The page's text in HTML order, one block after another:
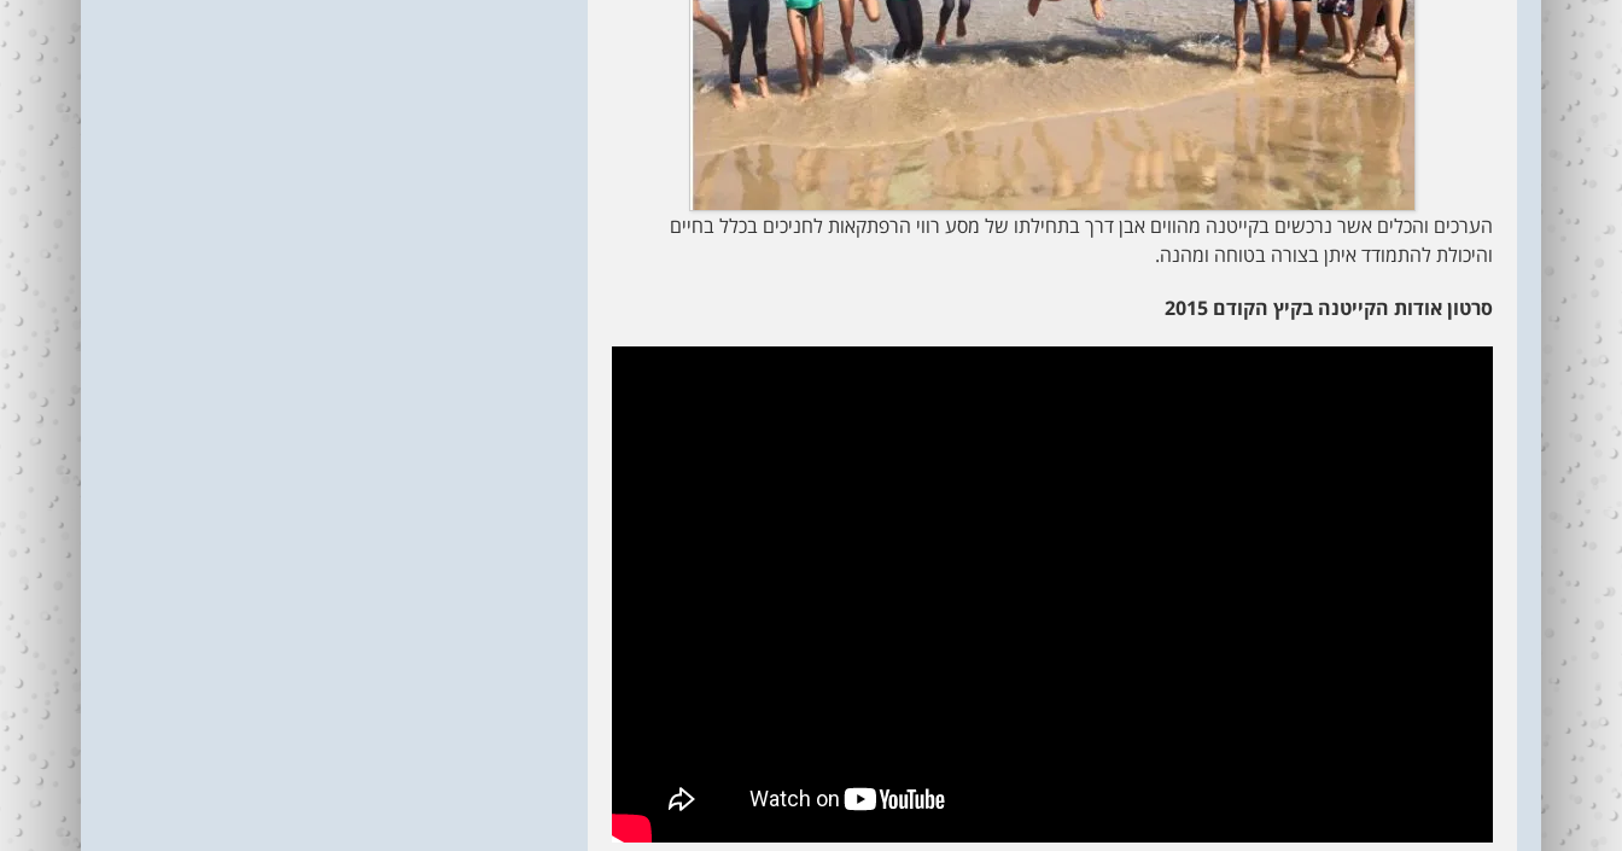
הערכים והכלים אשר נרכשים בקייטנה מהווים אבן דרך בתחילתו של מסע רווי הרפתקאות לחניכים בכלל בחיים
והיכולת להתמודד איתן בצורה בטוחה ומהנה.
סרטון אודות הקייטנה בקיץ הקודם 2015